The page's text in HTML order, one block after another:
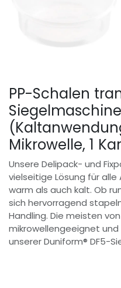
PP-Schalen
Mikrowelle, 1
Unsere Delipack- und
vielseitige Lösung für alle
warm als auch kalt. Ob
sich hervorragend
Handling. Die meisten
mikrowellengeeignet
unserer Duniform® DF5-